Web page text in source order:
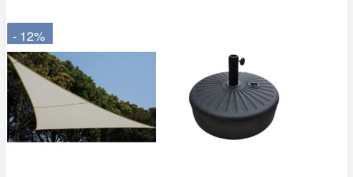
- 12%